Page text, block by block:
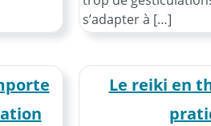
s’adapter à […]
Le reiki en